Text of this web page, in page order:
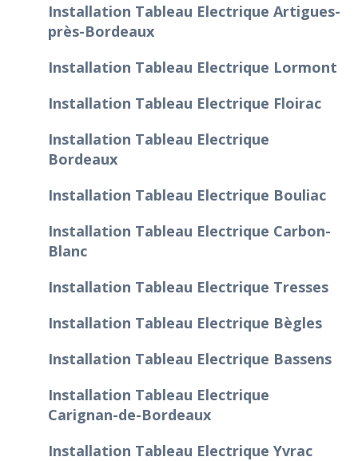
Installation Tableau Electrique Artigues-
près-Bordeaux
Installation Tableau Electrique Lormont
Installation Tableau Electrique Floirac
Installation Tableau Electrique
Bordeaux
Installation Tableau Electrique Bouliac
Installation Tableau Electrique Carbon-
Blanc
Installation Tableau Electrique Tresses
Installation Tableau Electrique Bègles
Installation Tableau Electrique Bassens
Installation Tableau Electrique
Carignan-de-Bordeaux
Installation Tableau Electrique Yvrac